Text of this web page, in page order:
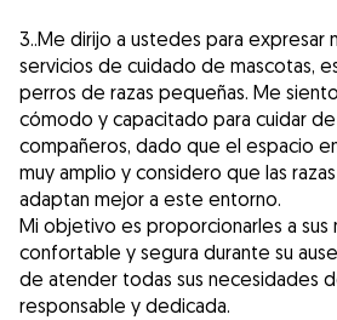
3..Me dirijo a ustedes para expresar
servicios de cuidado de mascotas,
perros de razas pequeñas. Me
cómodo y capacitado para cuidar
compañeros, dado que el espacio
muy amplio y considero que las
adaptan mejor a este entorno.
Mi objetivo es proporcionarles a sus
confortable y segura durante su
de atender todas sus necesidades
responsable y dedicada.